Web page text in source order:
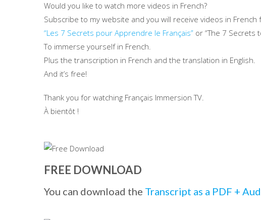
Would you like to watch more videos in French?
Subscribe to my website and you will receive videos in
“Les 7 Secrets pour Apprendre le Français” or “The 7 Secrets
To immerse yourself in French.
Plus the transcription in French and the translation in English.
And it’s free!
Thank you for watching Français Immersion TV.
À bientôt !
FREE DOWNLOAD
You can download the Transcript as a PDF +